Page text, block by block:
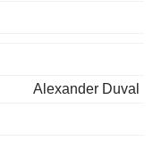
Alexander Duval